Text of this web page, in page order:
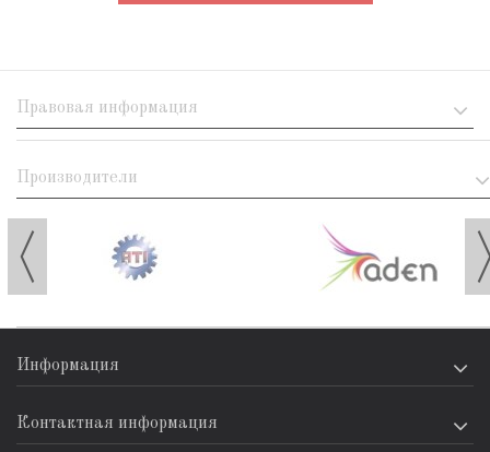
Правовая информация
Производители
Информация
Контактная информация